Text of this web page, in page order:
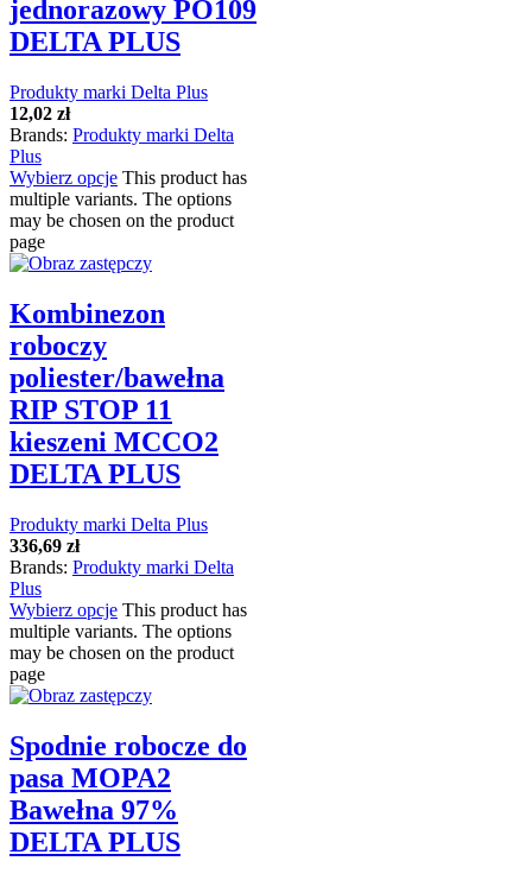
jednorazowy PO109
DELTA PLUS
Produkty marki Delta Plus
12,02 zł
Brands: Produkty marki Delta
Plus
Wybierz opcje This product has
multiple variants. The options
may be chosen on the product
page
Kombinezon
roboczy
poliester/bawełna
RIP STOP 11
kieszeni MCCO2
DELTA PLUS
Produkty marki Delta Plus
336,69 zł
Brands: Produkty marki Delta
Plus
Wybierz opcje This product has
multiple variants. The options
may be chosen on the product
page
Spodnie robocze do
pasa MOPA2
Bawełna 97%
DELTA PLUS